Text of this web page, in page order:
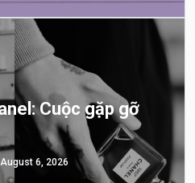
Cuộc gặp gỡ
August 6, 2026